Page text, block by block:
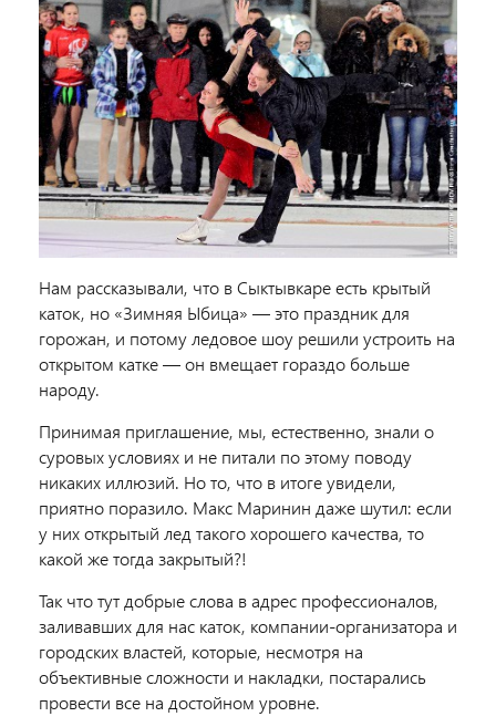
Нам рассказывали, что в Сыктывкаре есть крытый
каток, но «Зимняя Ыбица» — это праздник для
горожан, и потому ледовое шоу решили устроить на
открытом катке — он вмещает гораздо больше
народу.
Принимая приглашение, мы, естественно, знали о
суровых условиях и не питали по этому поводу
никаких иллюзий. Но то, что в итоге увидели,
приятно поразило. Макс Маринин даже шутил: если
у них открытый лед такого хорошего качества, то
какой же тогда закрытый?!
Так что тут добрые слова в адрес профессионалов,
заливавших для нас каток, компании-организатора и
городских властей, которые, несмотря на
объективные сложности и накладки, постарались
провести все на достойном уровне.